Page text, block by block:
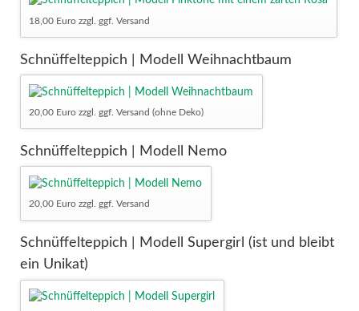
18,00 Euro zzgl. ggf. Versand
Schnüffelteppich | Modell Weihnachtbaum
20,00 Euro zzgl. ggf. Versand (ohne Deko)
Schnüffelteppich | Modell Nemo
20,00 Euro zzgl. ggf. Versand
Schnüffelteppich | Modell Supergirl (ist und bleibt
ein Unikat)